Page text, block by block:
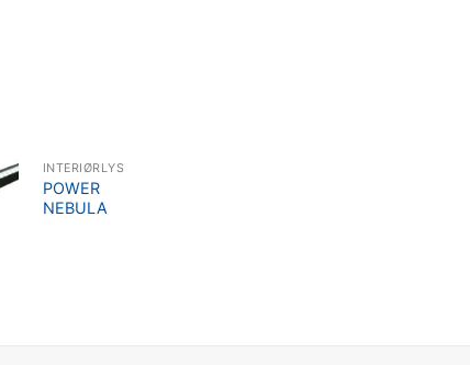
INTERIØRLYS
POWER
NEBULA